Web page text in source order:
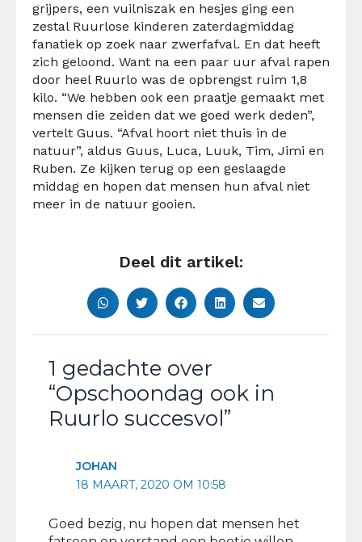
grijpers, een vuilniszak en hesjes ging een
zestal Ruurlose kinderen zaterdagmiddag
fanatiek op zoek naar zwerfafval. En dat heeft
zich geloond. Want na een paar uur afval rapen
door heel Ruurlo was de opbrengst ruim 1,8
kilo. “We hebben ook een praatje gemaakt met
mensen die zeiden dat we goed werk deden”,
vertelt Guus. “Afval hoort niet thuis in de
natuur”, aldus Guus, Luca, Luuk, Tim, Jimi en
Ruben. Ze kijken terug op een geslaagde
middag en hopen dat mensen hun afval niet
meer in de natuur gooien.
Deel dit artikel:
1 gedachte over
“Opschoondag ook in
Ruurlo succesvol”
JOHAN
18 MAART, 2020 OM 10:58
Goed bezig, nu hopen dat mensen het